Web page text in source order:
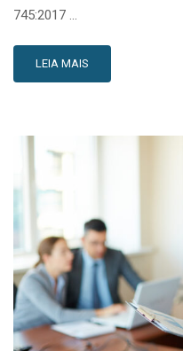
745:2017 …
LEIA MAIS